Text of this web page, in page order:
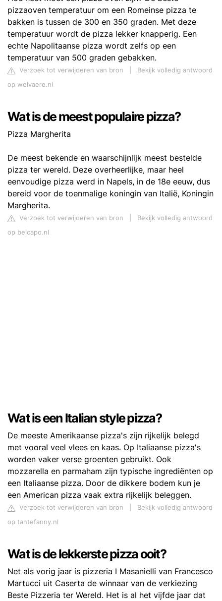
pizzaoven temperatuur om een Romeinse pizza te
bakken is tussen de 300 en 350 graden. Met deze
temperatuur wordt de pizza lekker knapperig. Een
echte Napolitaanse pizza wordt zelfs op een
temperatuur van 500 graden gebakken.
Verzoek tot verwijderen van bron
Bekijk volledig antwoord
op welvaere.nl
Wat is de meest populaire pizza?
Pizza Margherita
De meest bekende en waarschijnlijk meest bestelde
pizza ter wereld. Deze overheerlijke, maar heel
eenvoudige pizza werd in Napels, in de 18e eeuw, dus
bereid voor de toenmalige koningin van Italië, Koningin
Margherita.
Verzoek tot verwijderen van bron
Bekijk volledig antwoord
op belcapo.nl
Wat is een Italian style pizza?
De meeste Amerikaanse pizza's zijn rijkelijk belegd
met vooral veel vlees en kaas. Op Italiaanse pizza's
worden vaker verse groenten gebruikt. Ook
mozzarella en parmaham zijn typische ingrediënten op
een Italiaanse pizza. Door de dikkere bodem kun je
een American pizza vaak extra rijkelijk beleggen.
Verzoek tot verwijderen van bron
Bekijk volledig antwoord
op tantefanny.nl
Wat is de lekkerste pizza ooit?
Net als vorig jaar is pizzeria I Masanielli van Francesco
Martucci uit Caserta de winnaar van de verkiezing
Beste Pizzeria ter Wereld. Het is al het vijfde jaar dat